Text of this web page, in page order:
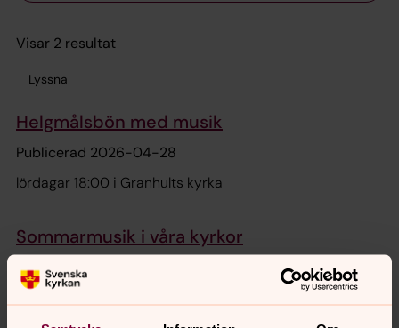
Visar 2 resultat
Lyssna
Helgmålsbön med musik
Publicerad 2026-04-28
lördagar 18:00 i Granhults kyrka
Sommarmusik i våra kyrkor
Publicerad 2026-04-28
Musik som bär genom sommarkvällar och kyrkorum – en